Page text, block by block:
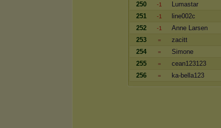
250
-1
Lumastar
251
-1
line002c
252
-1
Anne Larsen
253
=
zacitt
254
=
Simone
255
=
cean123123
256
= ka-bella123